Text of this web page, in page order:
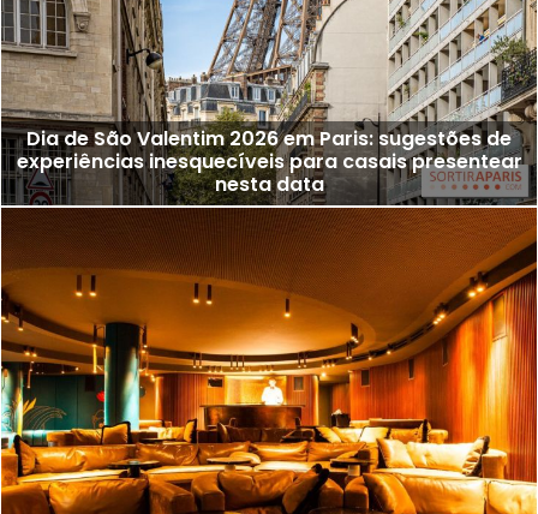
Dia de São Valentim 2026 em Paris: sugestões de
experiências inesquecíveis para casais presentear
nesta data